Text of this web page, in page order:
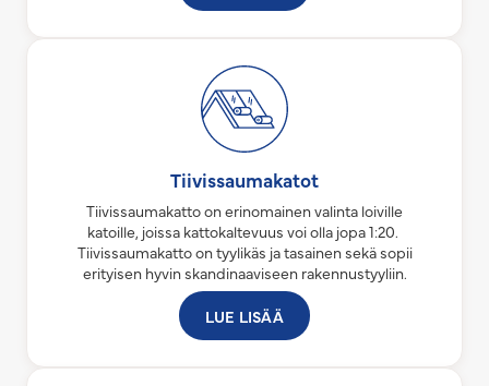
Tiivissaumakatot
Tiivissaumakatto on erinomainen valinta loiville
katoille, joissa kattokaltevuus voi olla jopa 1:20.
Tiivissaumakatto on tyylikäs ja tasainen sekä sopii
erityisen hyvin skandinaaviseen rakennustyyliin.
LUE LISÄÄ